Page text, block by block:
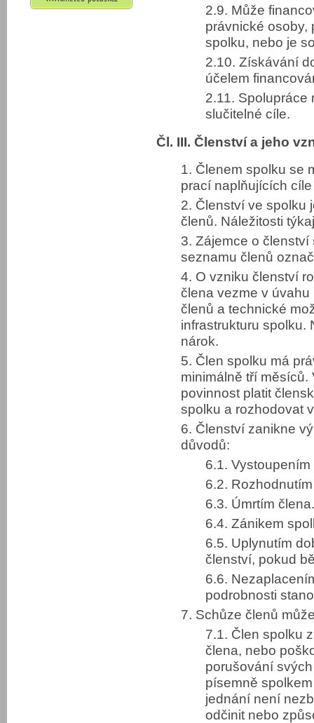
2.9. Může
právnické
spolku, nebo je
2.10. Získávání
účelem
2.11. Spolupráce
slučitelné cíle.
Čl. III. Členství a jeho
1. Členem spolku se
prací naplňujících
2. Členství ve spolku
členů. Náležitosti
3. Zájemce o
seznamu členů
4. O vzniku členství
člena vezme v
členů a technické
infrastrukturu spolku.
nárok.
5. Člen spolku má
minimálně tří
povinnost platit
spolku a rozhodovat
6. Členství zanikne
důvodů:
6.1.
6.2.
6.3. Úmrtím člena.
6.4. Zánikem
6.5. Uplynutím
členství, pokud
6.6.
podrobnosti
7. Schůze členů
7.1. Člen spolku
člena, nebo
porušování
písemně
jednání není
odčinit nebo